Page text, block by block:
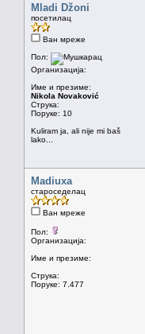
Mladi Džoni
посетилац
Ван мреже
Пол:
Организација:
Име и презиме:
Nikola Novaković
Струка:
Поруке: 10
Kuliram ja, ali nije mi baš
lako...
Madiuxa
староседелац
Ван мреже
Пол:
Организација:
Име и презиме:
Струка:
Поруке: 7.477